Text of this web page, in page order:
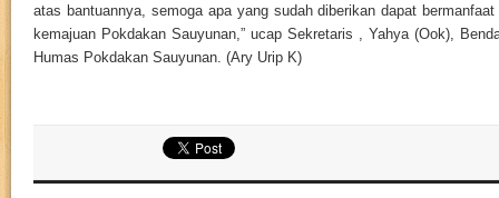
atas bantuannya, semoga apa yang sudah diberikan dapat
kemajuan Pokdakan Sauyunan,” ucap Sekretaris , Yahya (Ook),
Humas Pokdakan Sauyunan. (Ary Urip K)